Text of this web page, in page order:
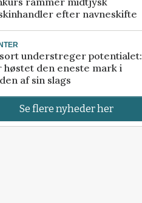
efter navneskifte
understreger potentialet:
høstet den eneste mark i
af sin slags
Se flere nyheder her